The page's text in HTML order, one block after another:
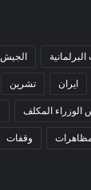
البرلمانية
ايران تشرين
الوزراء المكلف
وقفات